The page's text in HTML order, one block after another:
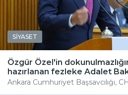
SİYASET
Özgür Özel'in
hazırlanan fezleke Adalet
Ankara Cumhuriyet Başsavcılığı,